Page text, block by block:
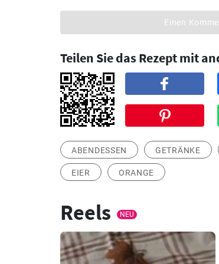
Einen
Teilen Sie das Rezept mit
ABENDESSEN GETRÄNKE
EIER ORANGE
Reels NEU